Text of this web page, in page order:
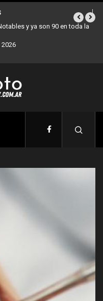
esta semana a Villa Devoto